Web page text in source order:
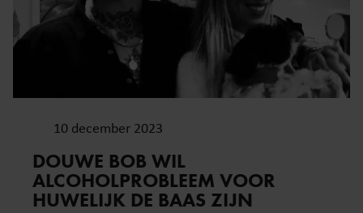
10 december 2023
DOUWE BOB WIL
ALCOHOLPROBLEEM VOOR
HUWELIJK DE BAAS ZIJN